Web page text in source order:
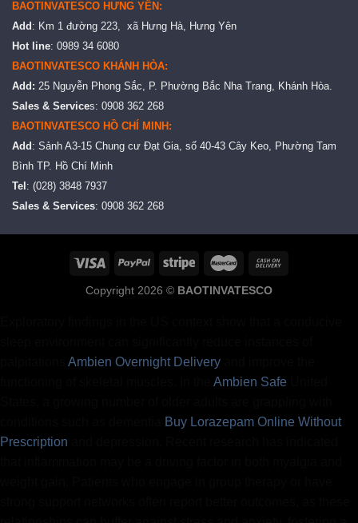
BAOTINVATESCO HƯNG YÊN:
Add : Km 1 đường 223, xã Hưng Hà, Hưng Yên
Hot line: 0989 34 6080
BAOTINVATESCO KHÁNH HÒA:
Add: 25 Nguyễn Phong Sắc, P. Phường Bắc Nha Trang, Khánh Hòa.
Sales & Services: 0908 362 268
BAOTINVATESCO HỒ CHÍ MINH:
Add : Sảnh A3-15 Chung cư Đạt Gia, số 40-43 Cây Keo, Phường Tam
Bình TP. Hồ Chí Minh
Tel : (028) 3848 7937
Sales & Services: 0908 362 268
Copyright 2026 © BAOTINVATESCO
Ambien Overnight Delivery
Ambien Safe
Buy Lorazepam Online Without
Prescription